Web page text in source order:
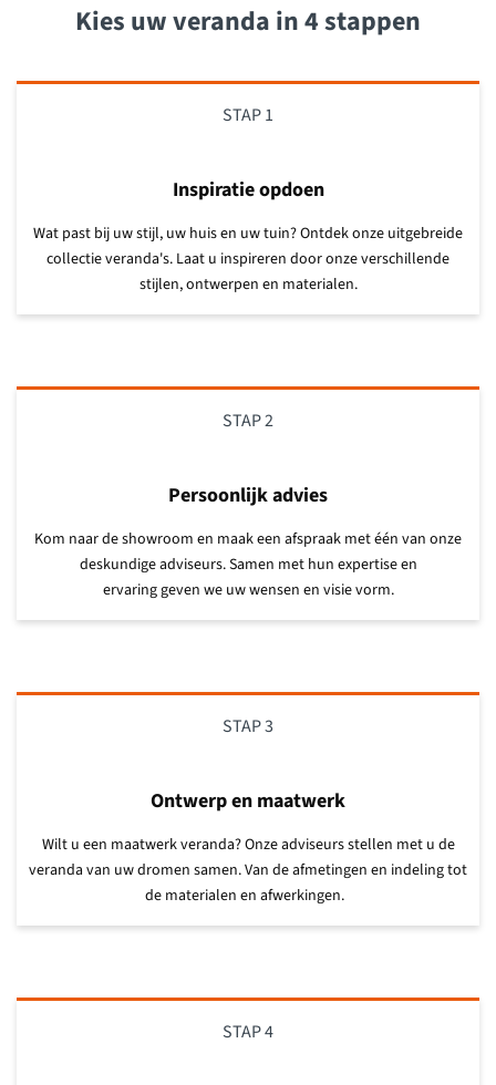
Kies uw veranda in 4 stappen
STAP 1
Inspiratie opdoen
Wat past bij uw stijl, uw huis en uw tuin? Ontdek onze uitgebreide
collectie veranda's. Laat u inspireren door onze verschillende
stijlen, ontwerpen en materialen.
STAP 2
Persoonlijk advies
Kom naar de showroom en maak een afspraak met één van onze
deskundige adviseurs. Samen met hun expertise en
ervaring geven we uw wensen en visie vorm.
STAP 3
Ontwerp en maatwerk
Wilt u een maatwerk veranda? Onze adviseurs stellen met u de
veranda van uw dromen samen.Van de afmetingen en indeling tot
de materialen en afwerkingen.
STAP 4